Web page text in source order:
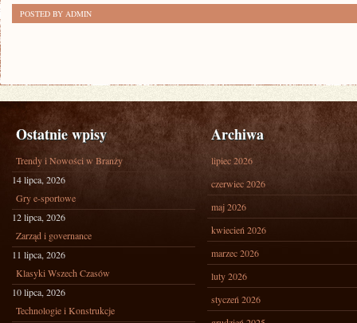
POSTED BY ADMIN
Ostatnie wpisy
Trendy i Nowości w Branży
14 lipca, 2026
Gry e-sportowe
12 lipca, 2026
Zarząd i governance
11 lipca, 2026
Klasyki Wszech Czasów
10 lipca, 2026
Technologie i Konstrukcje
Archiwa
lipiec 2026
czerwiec 2026
maj 2026
kwiecień 2026
marzec 2026
luty 2026
styczeń 2026